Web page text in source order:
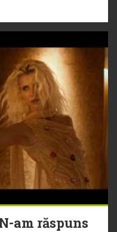
am răspuns